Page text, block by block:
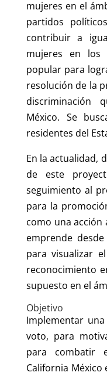
mujeres en el
partidos
contribuir a
mujeres en los
popular para
resolución de la
discriminación
México. Se
residentes del
En la actualidad,
de este
seguimiento al
para la
como una
emprende
para visualizar
reconocimiento
supuesto en el
Objetivo
Implementar
voto, para
para combatir
California